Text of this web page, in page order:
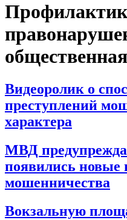
Видеоролик о
преступлений
характера
МВД
появились новые
мошенничества
Вокзальную